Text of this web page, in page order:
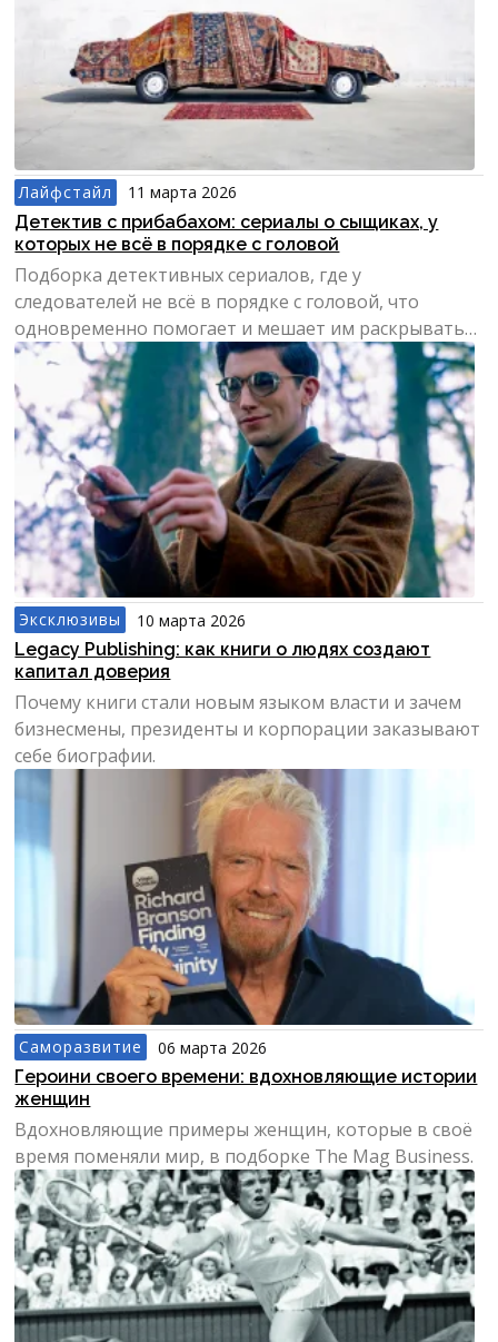
Лайфстайл
11 марта 2026
Детектив с прибабахом: сериалы о сыщиках, у
которых не всё в порядке с головой
Подборка детективных сериалов, где у
следователей не всё в порядке с головой, что
одновременно помогает и мешает им раскрывать
преступления.
Эксклюзивы
10 марта 2026
Legacy Publishing: как книги о людях создают
капитал доверия
Почему книги стали новым языком власти и зачем
бизнесмены, президенты и корпорации заказывают
себе биографии.
Саморазвитие
06 марта 2026
Героини своего времени: вдохновляющие истории
женщин
Вдохновляющие примеры женщин, которые в своё
время поменяли мир, в подборке The Mag Business.